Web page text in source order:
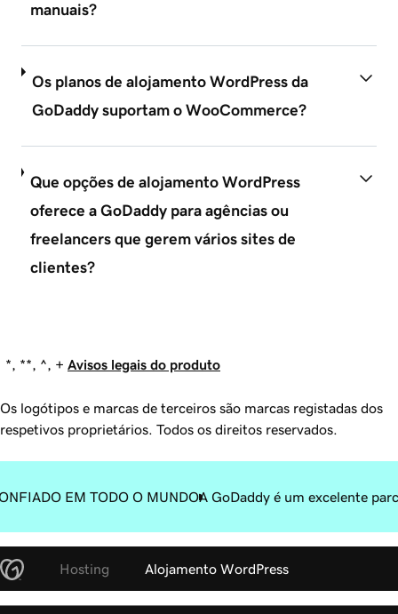
manuais?
Os planos de alojamento WordPress da
GoDaddy suportam o WooCommerce?
Que opções de alojamento WordPress
oferece a GoDaddy para agências ou
freelancers que gerem vários sites de
clientes?
*, **, ^, + Avisos legais do produto
Os logótipos e marcas de terceiros são marcas registadas dos
respetivos proprietários. Todos os direitos reservados.
EM TODO O MUNDOA GoDaddy é um excelente
Hosting Alojamento WordPress